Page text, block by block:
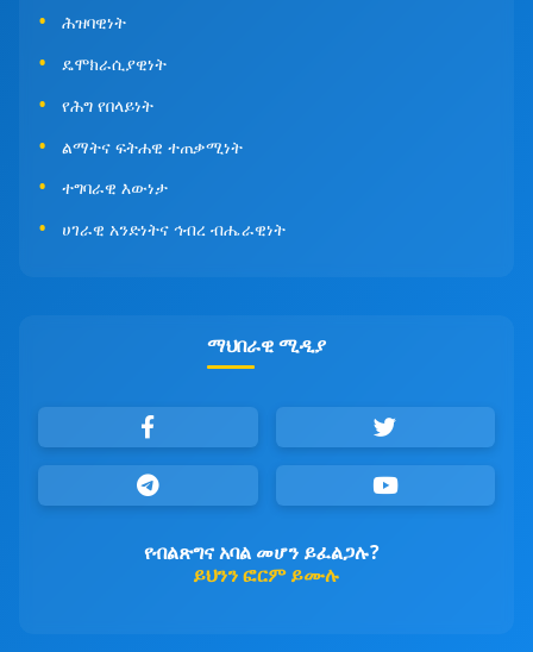
ሕዝባዊነት
ዴሞክራሲያዊነት
የሕግ የበላይነት
ልማትና ፍትሐዊ ተጠቃሚነት
ተግባራዊ እውነታ
ሀገራዊ አንድነትና ኅብረ ብሔራዊነት
ማህበራዊ ሚዲያ
የብልጽግና አባል መሆን ይፈልጋሉ?
ይህንን ፎርም ይሙሉ